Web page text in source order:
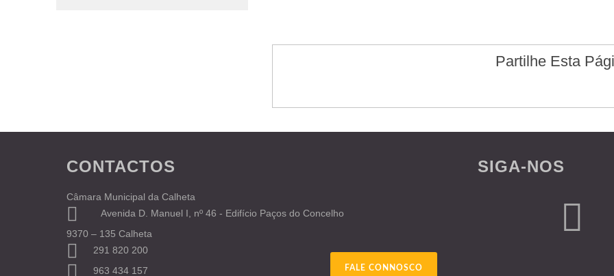
Partilhe Esta
CONTACTOS
Câmara Municipal da Calheta
Avenida D. Manuel I, nº 46 - Edifício Paços do Concelho
9370 – 135 Calheta
291 820 200
963 434 157
FALE CONNOSCO
SIGA-NOS